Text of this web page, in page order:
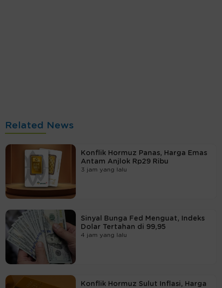
Related News
Konflik Hormuz Panas, Harga Emas
Antam Anjlok Rp29 Ribu
3 jam yang lalu
Sinyal Bunga Fed Menguat, Indeks
Dolar Tertahan di 99,95
4 jam yang lalu
Konflik Hormuz Sulut Inflasi, Harga